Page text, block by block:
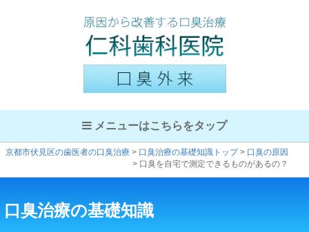
メニューはこちらをタップ
京都市伏見区の歯医者の口臭治療 > 口臭治療の基礎知識トップ> 口臭の原因
> 口臭を自宅で測定できるものがあるの？
口臭治療の基礎知識